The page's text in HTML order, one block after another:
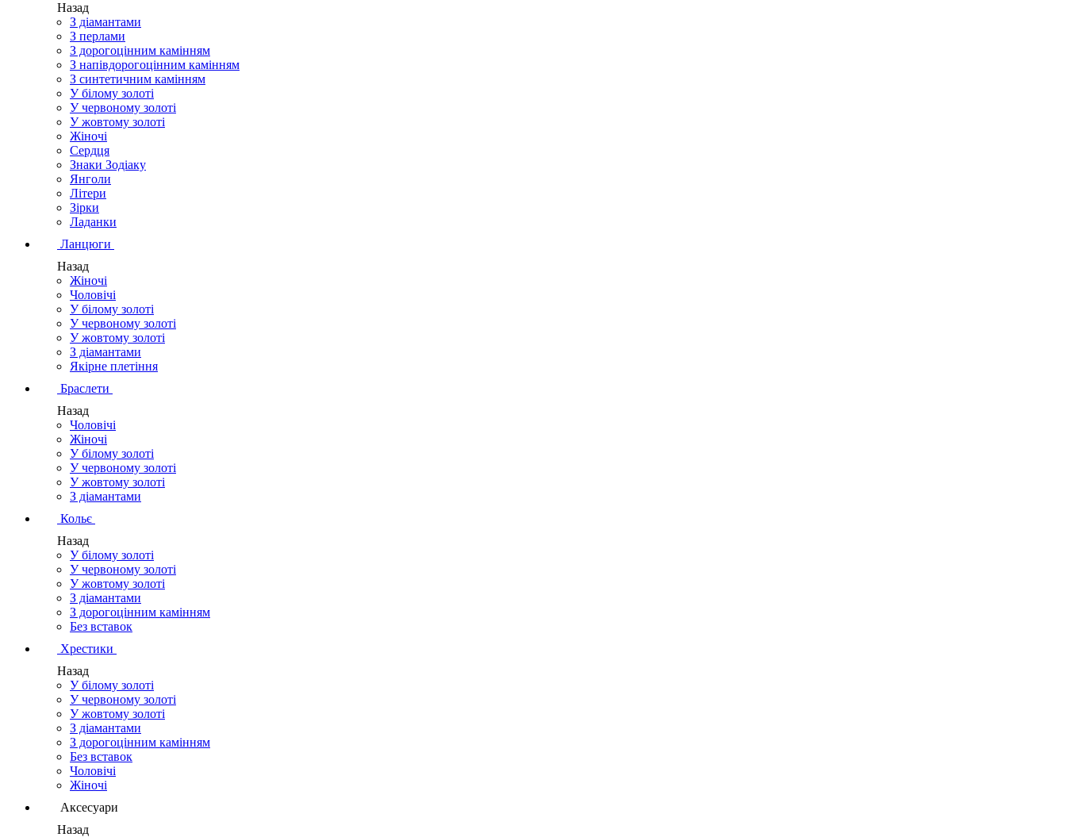
Назад
З діамантами
З перлами
З дорогоцінним камінням
З напівдорогоцінним камінням
З синтетичним камінням
У білому золоті
У червоному золоті
У жовтому золоті
Жіночі
Сердця
Знаки Зодіаку
Янголи
Літери
Зірки
Ладанки
Ланцюги
Назад
Жіночі
Чоловічі
У білому золоті
У червоному золоті
У жовтому золоті
З діамантами
Якірне плетіння
Браслети
Назад
Чоловічі
Жіночі
У білому золоті
У червоному золоті
У жовтому золоті
З діамантами
Кольє
Назад
У білому золоті
У червоному золоті
У жовтому золоті
З діамантами
З дорогоцінним камінням
Без вставок
Хрестики
Назад
У білому золоті
У червоному золоті
У жовтому золоті
З діамантами
З дорогоцінним камінням
Без вставок
Чоловічі
Жіночі
Аксесуари
Назад